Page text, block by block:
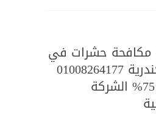
مكافحة حشرات في
الاسكندرية 01008264177
خصم 75% الشركة